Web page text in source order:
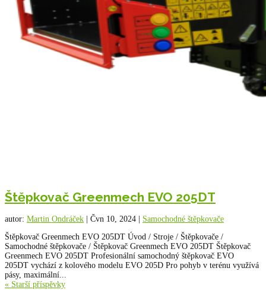
Štěpkovač Greenmech EVO 205DT
autor: Martin Ondráček Čvn 10, 2024
Samochodné štěpkovače
Štěpkovač Greenmech EVO 205DT Úvod / Stroje / Štěpkovače /
Samochodné štěpkovače / Štěpkovač Greenmech EVO 205DT Štěpkovač
Greenmech EVO 205DT Profesionální samochodný štěpkovač EVO
205DT vychází z kolového modelu EVO 205D Pro pohyb v terénu využívá
pásy, maximální...
« Starší příspěvky